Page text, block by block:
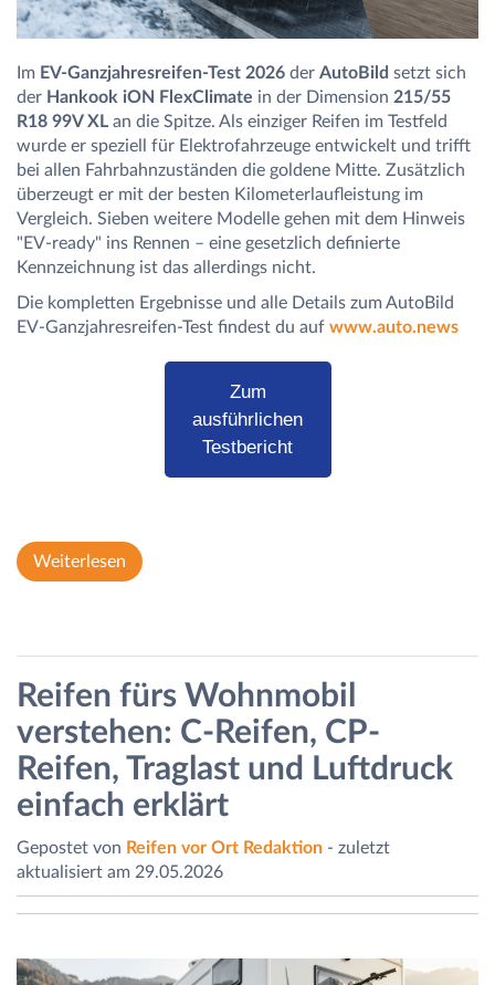
Im EV-Ganzjahresreifen-Test 2026 der AutoBild setzt sich
der Hankook iON FlexClimate in der Dimension 215/55
R18 99V XL an die Spitze. Als einziger Reifen im Testfeld
wurde er speziell für Elektrofahrzeuge entwickelt und trifft
bei allen Fahrbahnzuständen die goldene Mitte. Zusätzlich
überzeugt er mit der besten Kilometerlaufleistung im
Vergleich. Sieben weitere Modelle gehen mit dem Hinweis
"EV-ready" ins Rennen – eine gesetzlich definierte
Kennzeichnung ist das allerdings nicht.
Die kompletten Ergebnisse und alle Details zum AutoBild
EV-Ganzjahresreifen-Test findest du auf www.auto.news
Zum
ausführlichen
Testbericht
Weiterlesen
Reifen fürs Wohnmobil
verstehen: C-Reifen, CP-
Reifen, Traglast und Luftdruck
einfach erklärt
Gepostet von Reifen vor Ort Redaktion - zuletzt
aktualisiert am 29.05.2026